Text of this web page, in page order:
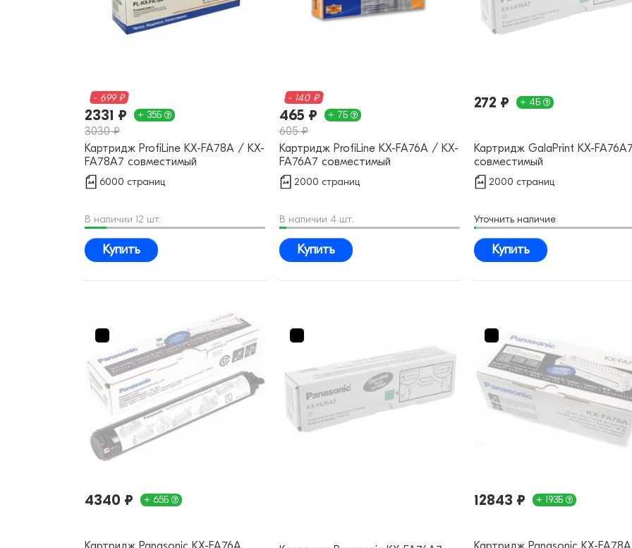
- 699 ₽
2331 ₽ + 35Б
3030 ₽
Картридж ProfiLine KX-FA78A / KX-
FA78A7 совместимый
6000 страниц
В наличии 12 шт.
Купить
- 140 ₽
465 ₽ + 7Б
605 ₽
Картридж ProfiLine KX-FA76A / KX-
FA76A7 совместимый
2000 страниц
В наличии 4 шт.
Купить
272 ₽ + 4Б
Картридж GalaPrint KX-FA76A7
совместимый
2000 страниц
Уточнить наличие
Купить
4340 ₽ + 65Б 12843 ₽ + 193Б